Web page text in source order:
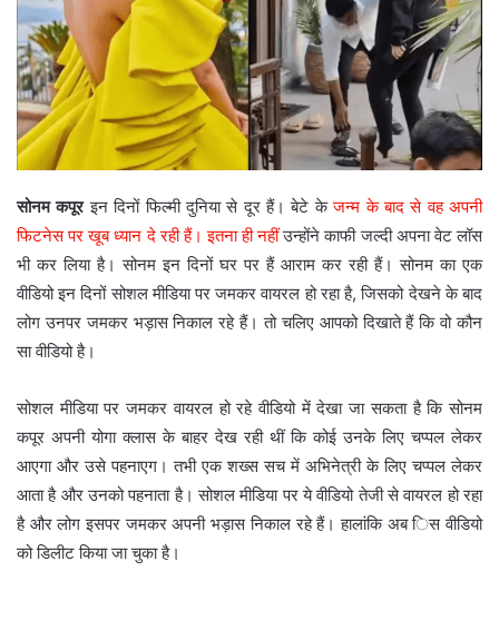
सोनम कपूरइन दिनों फिल्मी दुनिया से दूर हैं। बेटे केजन्म के बाद से वह अपनी
फिटनेस पर खूब ध्यान दे रही हैं। इतना ही नहींउन्होंने काफी जल्दी अपना वेट लॉस
भी कर लिया है। सोनम इन दिनों घर पर हैं आराम कर रही हैं। सोनम का एक
वीडियो इन दिनों सोशल मीडिया पर जमकर वायरल हो रहा है, जिसको देखने के बाद
लोग उनपर जमकर भड़ास निकाल रहे हैं। तो चलिए आपको दिखाते हैं कि वो कौन
सा वीडियो है।
सोशल मीडिया पर जमकर वायरल हो रहे वीडियो में देखा जा सकता है कि सोनम
कपूर अपनी योगा क्लास के बाहर देख रही थीं कि कोई उनके लिए चप्पल लेकर
आएगा और उसे पहनाएग। तभी एक शख्स सच में अभिनेत्री के लिए चप्पल लेकर
आता है और उनको पहनाता है। सोशल मीडिया पर ये वीडियो तेजी से वायरल हो रहा
है और लोग इसपर जमकर अपनी भड़ास निकाल रहे हैं। हालांकि अब िस वीडियो
को डिलीट किया जा चुका है।